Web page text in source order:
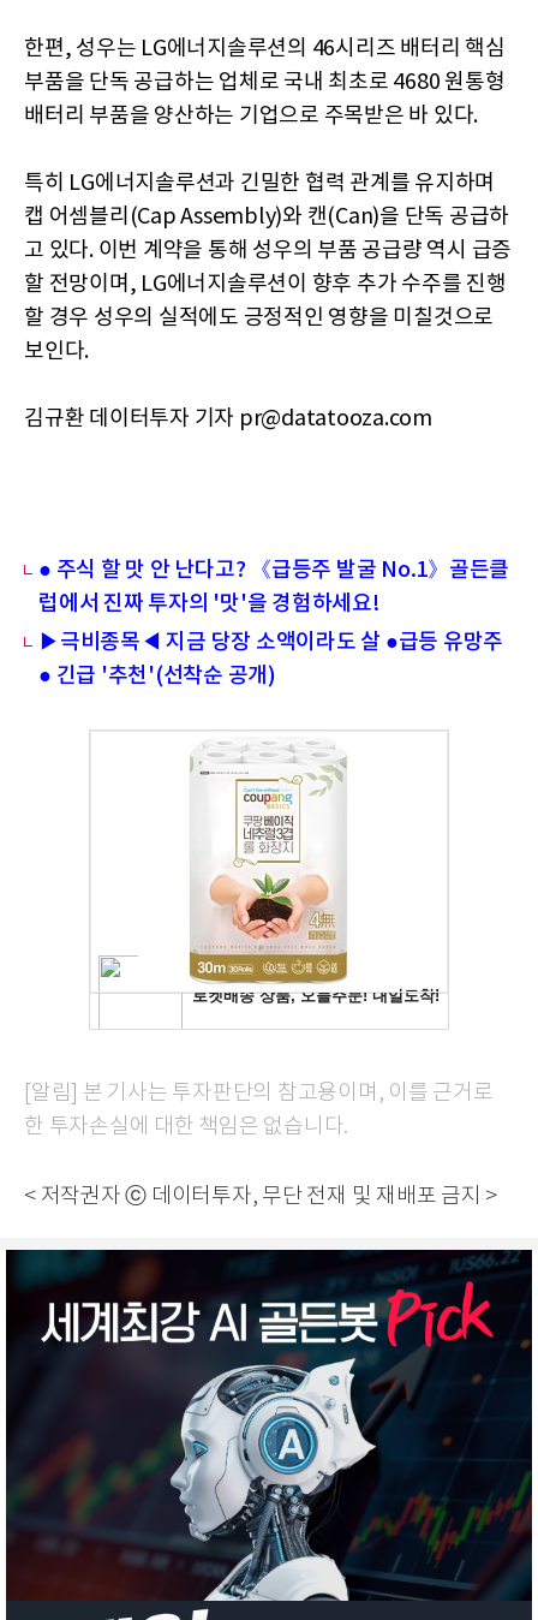
한편, 성우는 LG에너지솔루션의 46시리즈 배터리 핵심
부품을 단독 공급하는 업체로 국내 최초로 4680 원통형
배터리 부품을 양산하는 기업으로 주목받은 바 있다.
특히 LG에너지솔루션과 긴밀한 협력 관계를 유지하며
캡 어셈블리(Cap Assembly)와 캔(Can)을 단독 공급하
고 있다. 이번 계약을 통해 성우의 부품 공급량 역시 급증
할 전망이며, LG에너지솔루션이 향후 추가 수주를 진행
할 경우 성우의 실적에도 긍정적인 영향을 미칠것으로
보인다.
김규환 데이터투자 기자 pr@datatooza.com
● 주식 할 맛 안 난다고? 《급등주 발굴 No.1》골든클
럽에서 진짜 투자의 '맛'을 경험하세요!
▶극비종목◀ 지금 당장 소액이라도 살 ●급등 유망주
● 긴급 '추천'(선착순 공개)
[알림] 본 기사는 투자판단의 참고용이며, 이를 근거로
한 투자손실에 대한 책임은 없습니다.
< 저작권자 ⓒ 데이터투자, 무단 전재 및 재배포 금지 >